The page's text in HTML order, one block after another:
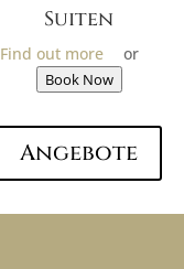
Suiten
Find out moreor
Book Now
Angebote